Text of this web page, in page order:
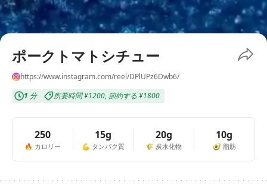
ポークトマトシチュー
https://www.instagram.com/reel/DPlUPz6Dwb6/
1 分 所要時間¥1200, 節約する ¥1800
250
🔥 カロリー
15g
💪 タンパク質
20g
🌾 炭水化物
10g
🥑 脂肪